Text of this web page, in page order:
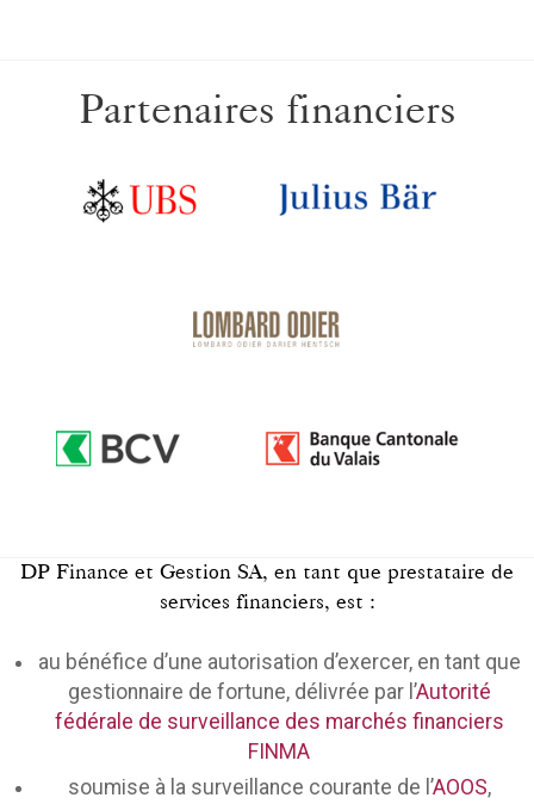
Partenaires financiers
DP Finance et Gestion SA, en tant que prestataire de
services financiers, est :
au bénéfice d’une autorisation d’exercer, en tant que
gestionnaire de fortune, délivrée par l’Autorité
fédérale de surveillance des marchés financiers
FINMA
soumise à la surveillance courante de l’AOOS,